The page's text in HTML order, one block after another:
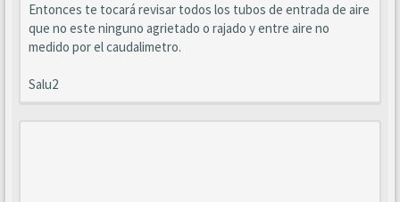
Entonces te tocará revisar todos los tubos de entrada de aire
que no este ninguno agrietado o rajado y entre aire no
medido por el caudalimetro.
Salu2